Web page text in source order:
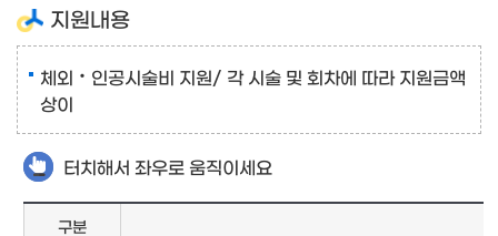
지원내용
체외‧인공시술비 지원/ 각 시술 및 회차에 따라 지원금액
상이
터치해서 좌우로 움직이세요
구분